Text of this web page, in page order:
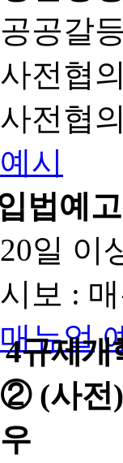
공공갈
사전협
사전협
예시
법예고
20일 이
시보 :
매뉴얼
4규제개
② (사전)
우